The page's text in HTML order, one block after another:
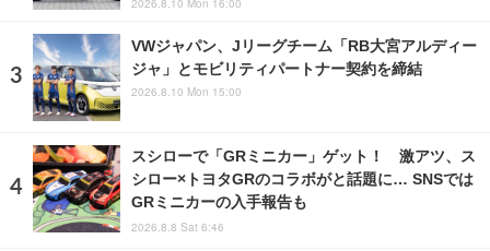
VWジャパン、Jリーグチーム「RB大宮アルディー
ジャ」とモビリティパートナー契約を締結
2026.8.10 Mon 15:00
スシローで「GRミニカー」ゲット！ 激アツ、ス
シロー×トヨタGRのコラボがと話題に… SNSでは
GRミニカーの入手報告も
2026.8.8 Sat 6:46